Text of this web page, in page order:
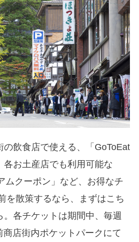
の飲食店で使える、「GoToEat
各お土産店でも利用可能な
ムクーポン」など、お得なチ
を散策するなら、まずはこち
。各チケットは期間中、毎週
商店街内ポケットパークにて